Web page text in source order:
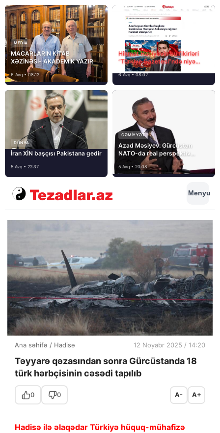
MEDİA
MACARLARIN KİTAB
XƏZİNƏSİ- AKADEMİK YAZIR
6 Avq • 08:12
Hikmət Hacıyevin bu fikirləri
“Türkiye Gazetesi”ndə niyə
təhrif edilib?
6 Avq • 08:02
DÜNYA
İran XİN başçısı Pakistana gedir
5 Avq • 22:37
CƏMIYYƏT
Azad Məsiyev: Gürcüstan
NATO-da real perspektiv
5 Avq • 20:08
Menyu
Ana səhifə / Hadisə 12 Noyabr 2025 / 14:20
Təyyarə qəzasından sonra Gürcüstanda 18
türk hərbçisinin cəsədi tapılıb
0 0 A- A+
Hadisə ilə əlaqədar Türkiyə hüquq-mühafizə